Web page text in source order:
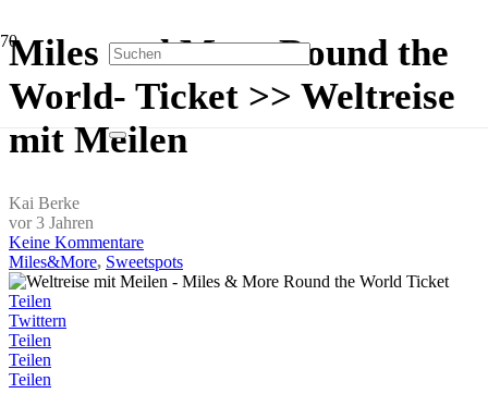
Miles and More Round the
World- Ticket >> Weltreise
mit Meilen
Kai Berke
vor 3 Jahren
Keine Kommentare
Miles&More, Sweetspots
Teilen
Twittern
Teilen
Teilen
Teilen